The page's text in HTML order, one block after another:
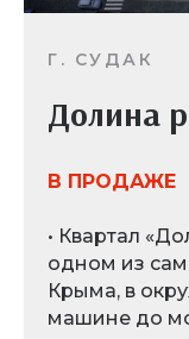
Г. СУДАК
Долина
В ПРОДАЖЕ
• Квартал
одном из
Крыма, в
машине до